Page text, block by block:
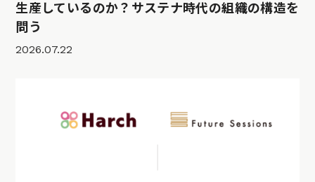
生産しているのか？サステナ時代の組織の構造を
問う
2026.07.22